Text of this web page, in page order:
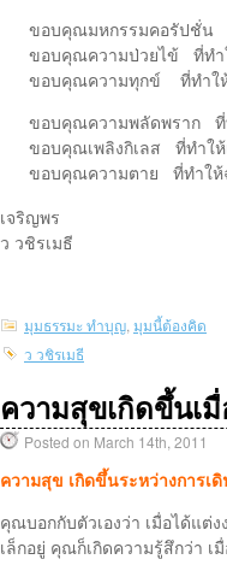
ขอบคุณมหกรรมคอรัปชั่น ที่
ขอบคุณความป่วยไข้ ที่ทำ
ขอบคุณความทุกข์ ที่ทำให้
ขอบคุณความพลัดพราก ที่
ขอบคุณเพลิงกิเลส ที่ทำให้
ขอบคุณความตาย ที่ทำใ
เจริญพร
ว วชิรเมธี
มุมธรรมะ ทำบุญ มุมนี้ต้องคิด
ว วชิรเมธี
ความสุขเกิดขึ้นเ
Posted on March 14th, 2011
ความสุข เกิดขึ้นระหว่างการเ
คุณบอกกับตัวเองว่า เมื่อได้แ
เล็กอยู่ คุณก็เกิดความรู้สึกว่า